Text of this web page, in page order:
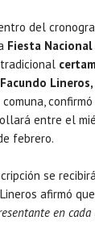
del
Fiesta
Facundo Lineros,
entre el
febrero.
se
afirmó que
en